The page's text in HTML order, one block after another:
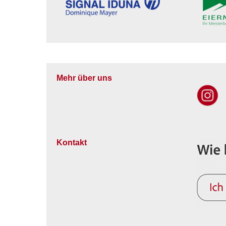
Mehr über uns
Kontakt